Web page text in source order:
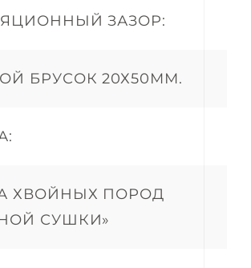
ЗАЗОР:
БРУСОК 20Х50ММ.
ХВОЙНЫХ ПОРОД
СУШКИ»